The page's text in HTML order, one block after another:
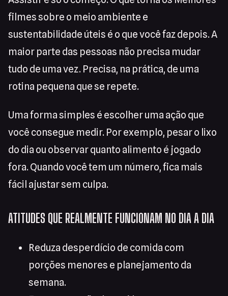
filmes sobre o meio ambiente e
sustentabilidade úteis é o que você faz depois. A
maior parte das pessoas não precisa mudar
tudo de uma vez. Precisa, na prática, de uma
rotina pequena que se repete.
Uma forma simples é escolher uma ação que
você consegue medir. Por exemplo, pesar o lixo
do dia ou observar quanto alimento é jogado
fora. Quando você tem um número, fica mais
fácil ajustar sem culpa.
ATITUDES QUE REALMENTE FUNCIONAM NO DIA A DIA
Reduza desperdício de comida com
porções menores e planejamento da
semana.